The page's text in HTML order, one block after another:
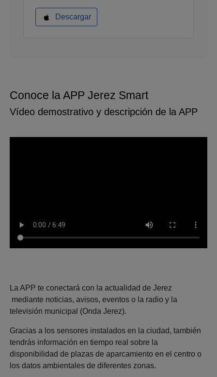
Descargar
Conoce la APP Jerez Smart
Vídeo demostrativo y descripción de la APP
La APP te conectará con la actualidad de Jerez
mediante noticias, avisos, eventos o la radio y la
televisión municipal (Onda Jerez).
Gracias a los sensores instalados en la ciudad, también
tendrás información en tiempo real sobre la
disponibilidad de plazas de aparcamiento en el centro o
los datos ambientales de diferentes zonas.